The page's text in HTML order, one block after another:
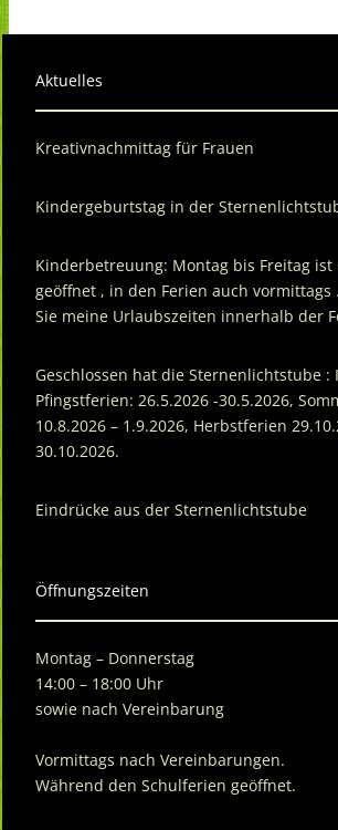
Aktuelles
Kreativnachmittag für Frauen
Kindergeburtstag in der
Kinderbetreuung: Montag bis Freitag ist
geöffnet , in den Ferien auch vormittags
Sie meine Urlaubszeiten innerhalb der
Geschlossen hat die Sternenlichtstube :
Pfingstferien: 26.5.2026 -30.5.2026,
10.8.2026 – 1.9.2026, Herbstferien
30.10.2026.
Eindrücke aus der Sternenlichtstube
Öffnungszeiten
Montag – Donnerstag
14:00 – 18:00 Uhr
sowie nach Vereinbarung
Vormittags nach Vereinbarungen.
Während den Schulferien geöffnet.